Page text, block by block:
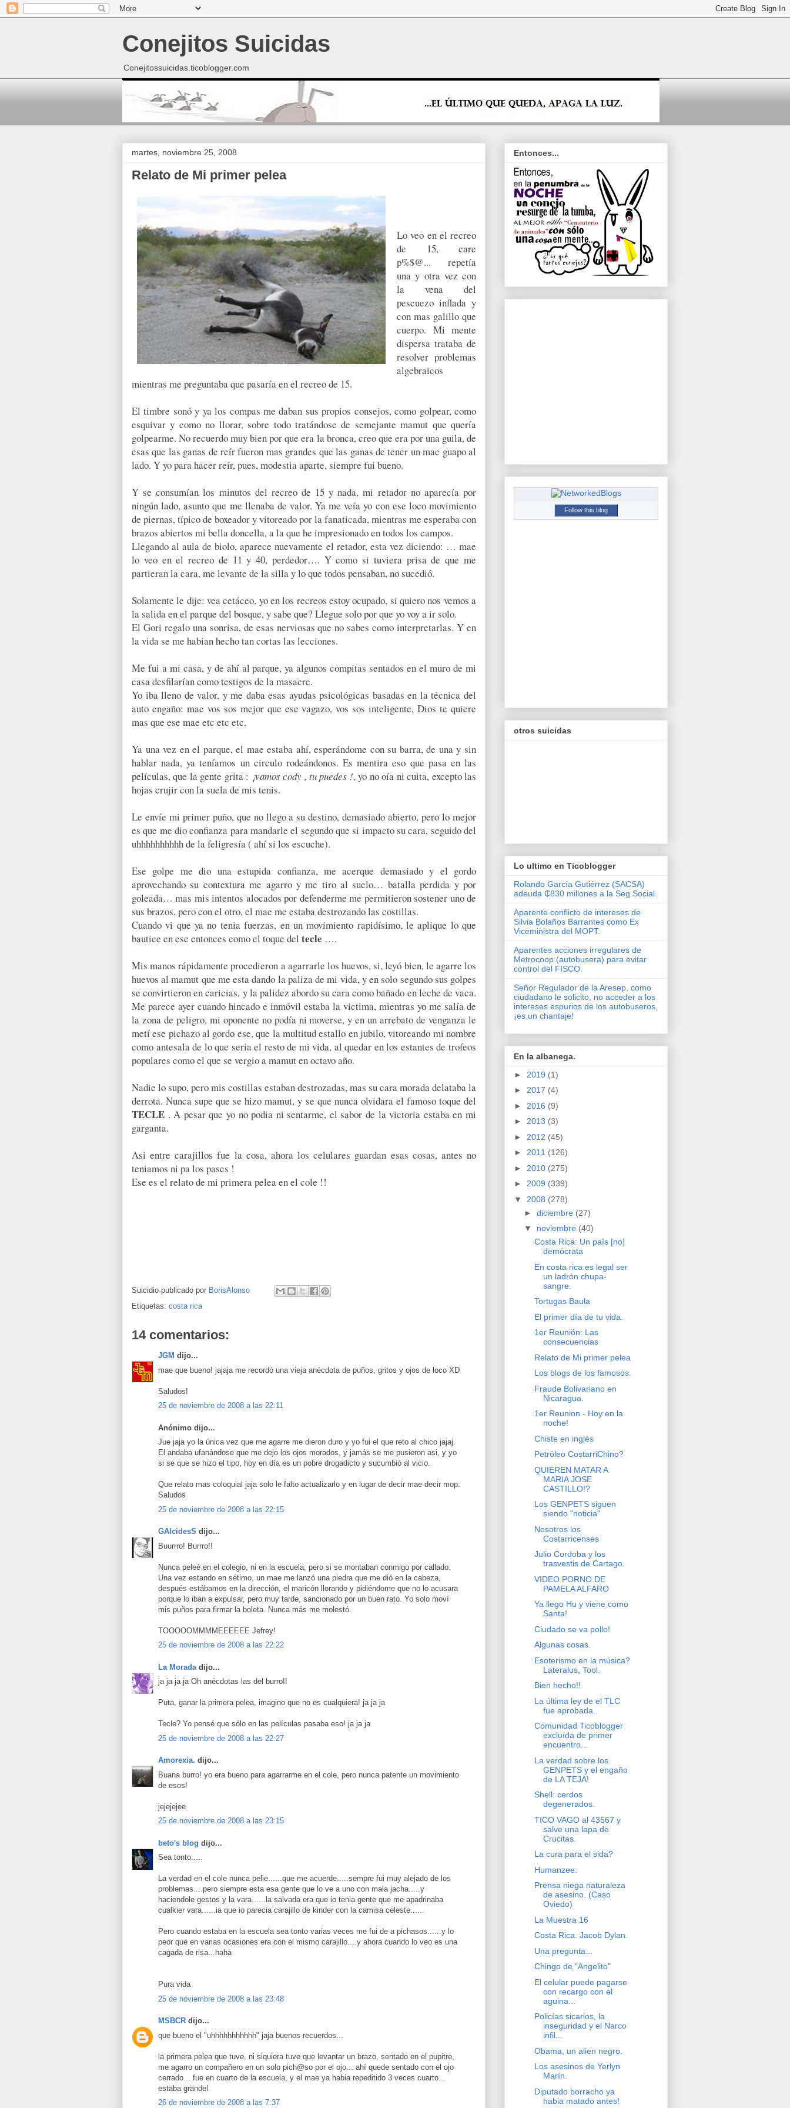
Conejitos Suicidas
Conejitossuicidas.ticoblogger.com
martes, noviembre 25, 2008
Relato de Mi primer pelea
Lo veo en el recreo
de 15, care
p%$@... repetía
una y otra vez con
la vena del
pescuezo inflada y
con mas galillo que
cuerpo. Mi mente
dispersa trataba de
resolver problemas
algebraicos
mientras me preguntaba que pasaría en el recreo de 15.
El timbre sonó y ya los compas me daban sus propios consejos, como golpear, como
esquivar y como no llorar, sobre todo tratándose de semejante mamut que quería
golpearme. No recuerdo muy bien por que era la bronca, creo que era por una guila, de
esas que las ganas de reír fueron mas grandes que las ganas de tener un mae guapo al
lado. Y yo para hacer reír, pues, modestia aparte, siempre fui bueno.
Y se consumían los minutos del recreo de 15 y nada, mi retador no aparecía por
ningún lado, asunto que me llenaba de valor. Ya me veía yo con ese loco movimiento
de piernas, típico de boxeador y vitoreado por la fanaticada, mientras me esperaba con
brazos abiertos mi bella doncella, a la que he impresionado en todos los campos.
Llegando al aula de biolo, aparece nuevamente el retador, esta vez diciendo: … mae
lo veo en el recreo de 11 y 40, perdedor…. Y como si tuviera prisa de que me
partieran la cara, me levante de la silla y lo que todos pensaban, no sucedió.
Solamente le dije: vea cetáceo, yo en los recreos estoy ocupado, si quiero nos vemos a
la salida en el parque del bosque, y sabe que? Llegue solo por que yo voy a ir solo.
El Gori regalo una sonrisa, de esas nerviosas que no sabes como interpretarlas. Y en
la vida se me habian hecho tan cortas las lecciones.
Me fui a mi casa, y de ahí al parque, ya algunos compitas sentados en el muro de mi
casa desfilarían como testigos de la masacre.
Yo iba lleno de valor, y me daba esas ayudas psicológicas basadas en la técnica del
auto engaño: mae vos sos mejor que ese vagazo, vos sos inteligente, Dios te quiere
mas que ese mae etc etc etc.
Ya una vez en el parque, el mae estaba ahí, esperándome con su barra, de una y sin
hablar nada, ya teníamos un circulo rodeándonos. Es mentira eso que pasa en las
películas, que la gente grita : ¡vamos cody , tu puedes !, yo no oía ni cuita, excepto las
hojas crujir con la suela de mis tenis.
Le envíe mi primer puño, que no llego a su destino, demasiado abierto, pero lo mejor
es que me dio confianza para mandarle el segundo que si impacto su cara, seguido del
uhhhhhhhhhh de la feligresía ( ahí si los escuche).
Ese golpe me dio una estupida confianza, me acerque demasiado y el gordo
aprovechando su contextura me agarro y me tiro al suelo… batalla perdida y por
goleada… mas mis intentos alocados por defenderme me permitieron sostener uno de
sus brazos, pero con el otro, el mae me estaba destrozando las costillas.
Cuando vi que ya no tenia fuerzas, en un movimiento rapidísimo, le aplique lo que
bautice en ese entonces como el toque del tecle ….
Mis manos rápidamente procedieron a agarrarle los huevos, si, leyó bien, le agarre los
huevos al mamut que me esta dando la paliza de mi vida, y en solo segundo sus golpes
se convirtieron en caricias, y la palidez abordo su cara como bañado en leche de vaca.
Me parece ayer cuando hincado e inmóvil estaba la victima, mientras yo me salía de
la zona de peligro, mi oponente no podía ni moverse, y en un arrebato de venganza le
metí ese pichazo al gordo ese, que la multitud estallo en jubilo, vitoreando mi nombre
como antesala de lo que seria el resto de mi vida, al quedar en los estantes de trofeos
populares como el que se vergio a mamut en octavo año.
Nadie lo supo, pero mis costillas estaban destrozadas, mas su cara morada delataba la
derrota. Nunca supe que se hizo mamut, y se que nunca olvidara el famoso toque del
TECLE . A pesar que yo no podia ni sentarme, el sabor de la victoria estaba en mi
garganta.
Asi entre carajillos fue la cosa, ahora los celulares guardan esas cosas, antes no
teniamos ni pa los pases !
Ese es el relato de mi primera pelea en el cole !!
Suicidio publicado por BorisAlonso
Etiquetas: costa rica
14 comentarios:
JGM dijo...
mae que bueno! jajaja me recordó una vieja anécdota de puños, gritos y ojos de loco XD
Saludos!
25 de noviembre de 2008 a las 22:11
Anónimo dijo...
Jue jaja yo la única vez que me agarre me dieron duro y yo fui el que reto al chico jajaj.
El andaba ufanándose que me dejo los ojos morados, y jamás se me pusieron asi, y yo
si se que se hizo el tipo, hoy en día es un pobre drogadicto y sucumbió al vicio.
Que relato mas coloquial jaja solo le falto actualizarlo y en lugar de decir mae decir mop.
Saludos
25 de noviembre de 2008 a las 22:15
GAlcidesS dijo...
Buurrro! Burrro!!
Nunca peleé en el colegio, ni en la escuela, pero si se montaban conmigo por callado.
Una vez estando en sétimo, un mae me lanzó una piedra que me dió en la cabeza,
después estábamos en la dirección, el maricón llorando y pidiéndome que no lo acusara
porque lo iban a expulsar, pero muy tarde, sancionado por un buen rato. Yo solo moví
mis puños para firmar la boleta. Nunca más me molestó.
TOOOOOMMMMEEEEEE Jefrey!
25 de noviembre de 2008 a las 22:22
La Morada dijo...
ja ja ja ja Oh anécdotas las del burro!!
Puta, ganar la primera pelea, imagino que no es cualquiera! ja ja ja
Tecle? Yo pensé que sólo en las películas pasaba eso! ja ja ja
25 de noviembre de 2008 a las 22:27
Amorexia. dijo...
Buana burro! yo era bueno para agarrarme en el cole, pero nunca patente un movimiento
de esos!
jejejejee
25 de noviembre de 2008 a las 23:15
beto's blog dijo...
Sea tonto.....
La verdad en el cole nunca pelie......que me acuerde.....sempre fui muy alejado de los
problemas....pero siempre esta esa gente que lo ve a uno con mala jacha.....y
haciendole gestos y la vara......la salvada era que io tenia gente que me apadrinaba
cualkier vara......ia que io parecia carajillo de kinder con la camisa celeste......
Pero cuando estaba en la escuela sea tonto varias veces me fui de a pichasos......y lo
peor que en varias ocasiones era con el mismo carajillo....y ahora cuando lo veo es una
cagada de risa...haha
Pura vida
25 de noviembre de 2008 a las 23:48
MSBCR dijo...
que bueno el "uhhhhhhhhhhh" jaja buenos recuerdos...
la primera pelea que tuve, ni siquiera tuve que levantar un brazo, sentado en el pupitre,
me agarro un compañero en un solo pich@so por el ojo... ahí quede sentado con el ojo
cerrado... fue en cuarto de la escuela, y el mae ya habia repeditido 3 veces cuarto...
estaba grande!
26 de noviembre de 2008 a las 7:37
Entonces...
Follow this blog
otros suicidas
Lo ultimo en Ticoblogger
Rolando García Gutiérrez (SACSA)
adeuda ₵830 millones a la Seg Social.
Aparente conflicto de intereses de
Silvia Bolaños Barrantes como Ex
Viceministra del MOPT.
Aparentes acciones irregulares de
Metrocoop (autobusera) para evitar
control del FISCO.
Señor Regulador de la Aresep, como
ciudadano le solicito, no acceder a los
intereses espurios de los autobuseros,
¡es un chantaje!
En la albanega.
► 2019 (1)
► 2017 (4)
► 2016 (9)
► 2013 (3)
► 2012 (45)
► 2011 (126)
► 2010 (275)
► 2009 (339)
▼ 2008 (278)
► diciembre (27)
▼ noviembre (40)
Costa Rica: Un país [no]
demócrata
En costa rica es legal ser
un ladrón chupa-
sangre.
Tortugas Baula
El primer día de tu vida.
1er Reunión: Las
consecuencias
Relato de Mi primer pelea
Los blogs de los famosos.
Fraude Bolivariano en
Nicaragua.
1er Reunion - Hoy en la
noche!
Chiste en inglés
Petróleo CostarriChino?
QUIEREN MATAR A
MARIA JOSE
CASTILLO!?
Los GENPETS siguen
siendo "noticia"
Nosotros los
Costarricenses
Julio Cordoba y los
trasvestis de Cartago.
VIDEO PORNO DE
PAMELA ALFARO
Ya llego Hu y viene como
Santa!
Ciudado se va pollo!
Algunas cosas.
Esoterismo en la música?
Lateralus, Tool.
Bien hecho!!
La última ley de el TLC
fue aprobada.
Comunidad Ticoblogger
excluída de primer
encuentro...
La verdad sobre los
GENPETS y el engaño
de LA TEJA!
Shell: cerdos
degenerados.
TICO VAGO al 43567 y
salve una lapa de
Crucitas.
La cura para el sida?
Humanzee.
Prensa niega naturaleza
de asesino. (Caso
Oviedo)
La Muestra 16
Costa Rica. Jacob Dylan.
Una pregunta...
Chingo de "Angelito"
El celular puede pagarse
con recargo con el
aguina...
Policías sicarios, la
inseguridad y el Narco
infil...
Obama, un alien negro.
Los asesinos de Yerlyn
Marín.
Diputado borracho ya
habia matado antes!